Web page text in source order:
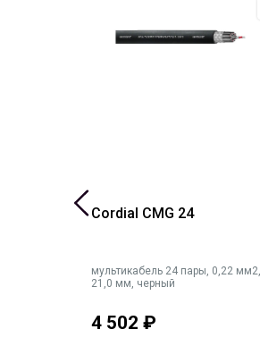
Cordial CMG 24
мультикабель 24 пары, 0,22 мм2,
21,0 мм, черный
4 502 ₽